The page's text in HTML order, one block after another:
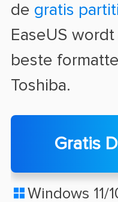
de gratis
EaseUS
beste
Toshiba.
Gratis
 Windows 11/